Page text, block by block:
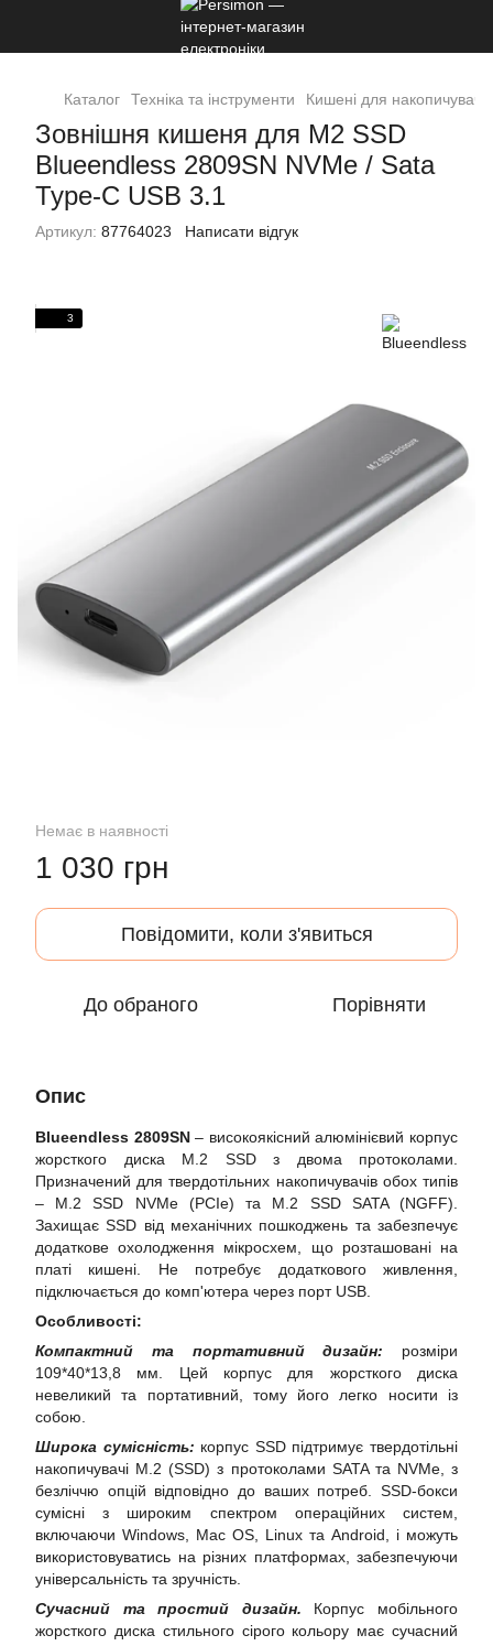
Каталог Техніка та інструменти Кишені для накопичувачів
Зовнішня кишеня для M2 SSD
Blueendless 2809SN NVMe / Sata
Type-C USB 3.1
Артикул: 87764023 Написати відгук
3
Немає в наявності
1 030 грн
Повідомити, коли з'явиться
До обраного Порівняти
Опис
Blueendless 2809SN– високоякісний алюмінієвий корпус
жорсткого диска M.2 SSD з двома протоколами.
Призначений для твердотільних накопичувачів обох типів
– M.2 SSD NVMe (PCIe) та M.2 SSD SATA (NGFF).
Захищає SSD від механічних пошкоджень та забезпечує
додаткове охолодження мікросхем, що розташовані на
платі кишені. Не потребує додаткового живлення,
підключається до комп'ютера через порт USB.
Особливості:
Компактний та портативний дизайн: розміри
109*40*13,8 мм. Цей корпус для жорсткого диска
невеликий та портативний, тому його легко носити із
собою.
Широка сумісність: корпус SSD підтримує твердотільні
накопичувачі M.2 (SSD) з протоколами SATA та NVMe, з
безліччю опцій відповідно до ваших потреб. SSD-бокси
сумісні з широким спектром операційних систем,
включаючи Windows, Mac OS, Linux та Android, і можуть
використовуватись на різних платформах, забезпечуючи
універсальність та зручність.
Сучасний та простий дизайн. Корпус мобільного
жорсткого диска стильного сірого кольору має сучасний